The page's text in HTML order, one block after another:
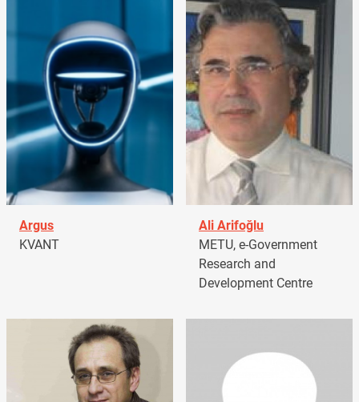
Argus
KVANT
Ali Arifoğlu
METU, e-Government
Research and
Development Centre